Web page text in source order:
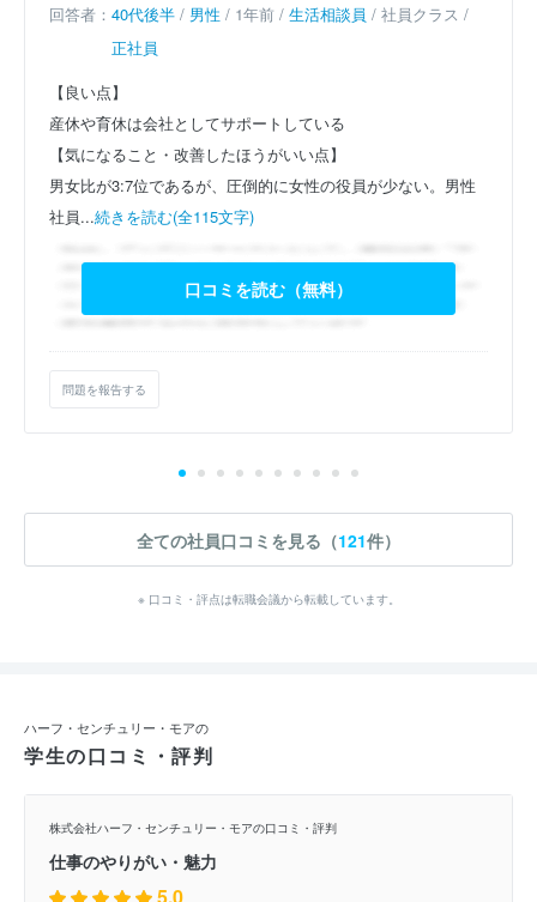
回答者： 40代後半 / 男性 / 1年前 / 生活相談員 / 社員クラス /
正社員
【良い点】
産休や育休は会社としてサポートしている
【気になること・改善したほうがいい点】
男女比が3:7位であるが、圧倒的に女性の役員が少ない。男性
社員...続きを読む(全115文字)
口コミを読む（無料）
問題を報告する
全ての社員口コミを見る（121件）
※ 口コミ・評点は転職会議から転載しています。
ハーフ・センチュリー・モアの
学生の口コミ・評判
株式会社ハーフ・センチュリー・モアの口コミ・評判
仕事のやりがい・魅力